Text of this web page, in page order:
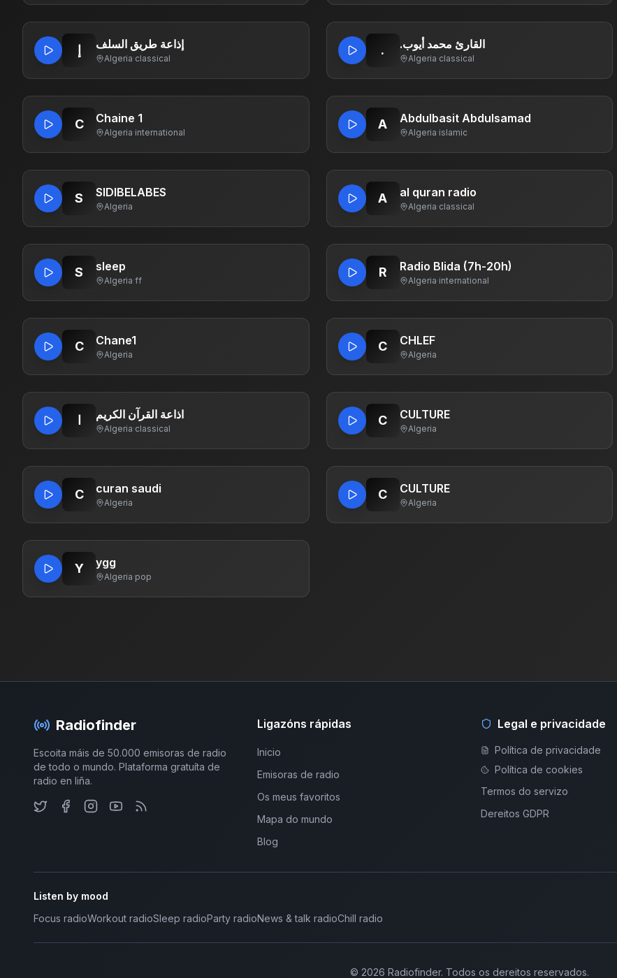
إذاعة طريق السلف
Algeria·classical
. .القارئ محمد أيوب
Algeria·classical
C Chaine 1
Algeria·international
A Abdulbasit Abdulsamad
Algeria·islamic
S SIDIBELABES
Algeria
A al quran radio
Algeria·classical
S sleep
Algeria·ff
R Radio Blida (7h-20h)
Algeria·international
C Chane1
Algeria
C CHLEF
Algeria
اذاعة القرآن الكريم
Algeria·classical
C CULTURE
Algeria
C curan saudi
Algeria
C CULTURE
Algeria
Y ygg
Algeria·pop
Radiofinder
Escoita máis de 50.000 emisoras de radio
de todo o mundo. Plataforma gratuíta de
radio en liña.
Ligazóns rápidas
Inicio
Emisoras de radio
Os meus favoritos
Mapa do mundo
Blog
Legal e privacidade
Política de privacidade
Política de cookies
Termos do servizo
Dereitos GDPR
Listen by mood
Focus radioWorkout radioSleep radioParty radioNews & talk radioChill radio
© 2026 Radiofinder. Todos os dereitos reservados.